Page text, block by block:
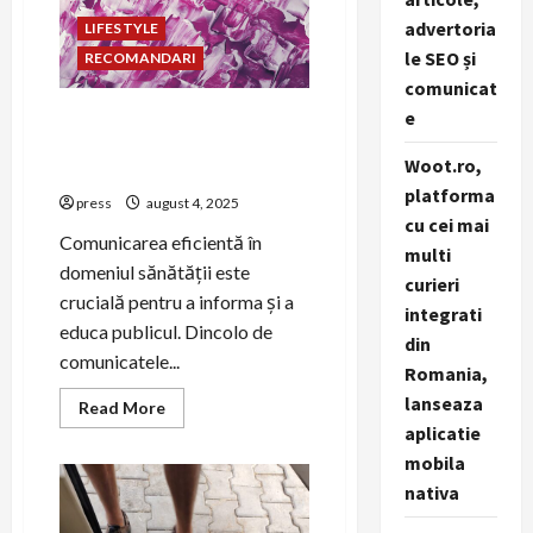
pentru
un
ONG
LIFESTYLE
RECOMANDARI
press august 4, 2025
Comunicarea eficientă în
domeniul sănătății este
crucială pentru a informa și a
educa publicul. Dincolo de
comunicatele...
Read MoreRead
more
să
folosești
storytelling-
ul
advertoria
le SEO și
comunicat
e
Woot.ro,
platforma
cu cei mai
multi
curieri
integrati
din
Romania,
lanseaza
aplicatie
mobila
nativa